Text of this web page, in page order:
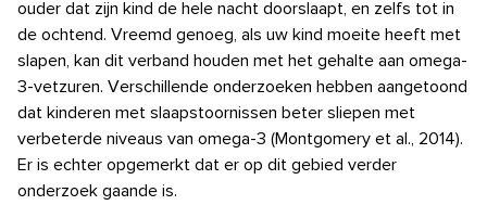
ouder dat zijn kind de hele nacht doorslaapt, en zelfs tot in
de ochtend. Vreemd genoeg, als uw kind moeite heeft met
slapen, kan dit verband houden met het gehalte aan omega-
3-vetzuren. Verschillende onderzoeken hebben aangetoond
dat kinderen met slaapstoornissen beter sliepen met
verbeterde niveaus van omega-3 (Montgomery et al., 2014).
Er is echter opgemerkt dat er op dit gebied verder
onderzoek gaande is.